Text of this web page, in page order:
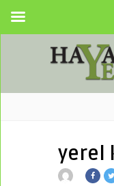
yerel